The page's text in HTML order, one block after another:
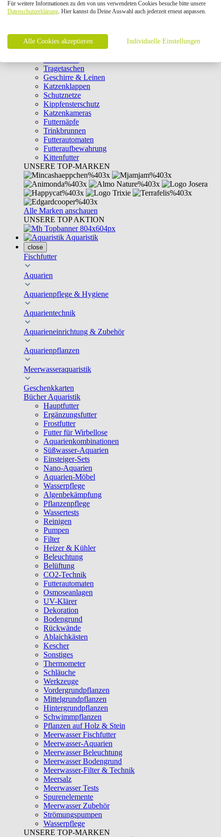
Intelligenzspielzeug
Laserpointer & Elektrospielzeug
Clicker & Target Sticks für Katzen
Weiteres Katzenspielzeug
Transportboxen
Tragetaschen
Geschirre & Leinen
Katzenklappen
Schutznetze
Kippfensterschutz
Katzenkameras
Futternäpfe
Trinkbrunnen
Futterautomaten
Futteraufbewahrung
Kittenfutter
UNSERE TOP-MARKEN
Alle Marken anschauen
UNSERE TOP AKTION
Aquaristik
close
Fischfutter
Aquarien
Aquarienpflege & Hygiene
Aquarientechnik
Aquarieneinrichtung & Zubehör
Aquarienpflanzen
Meerwasseraquaristik
Geschenkkarten
Bücher Aquaristik
Hauptfutter
Ergänzungsfutter
Frostfutter
Futter für Wirbellose
Aquarienkombinationen
Süßwasser-Aquarien
Einsteiger-Sets
Nano-Aquarien
Aquarien-Möbel
Wasserpflege
Algenbekämpfung
Pflanzenpflege
Wassertests
Reinigen
Pumpen
Filter
Heizer & Kühler
Beleuchtung
Belüftung
CO2-Technik
Futterautomaten
Osmoseanlagen
UV-Klärer
Dekoration
Bodengrund
Rückwände
Ablaichkästen
Kescher
Sonstiges
Thermometer
Schläuche
Werkzeuge
Vordergrundpflanzen
Mittelgrundpflanzen
Hintergrundpflanzen
Schwimmpflanzen
Pflanzen auf Holz & Stein
Meerwasser Fischfutter
Meerwasser-Aquarien
Meerwasser Beleuchtung
Meerwasser Bodengrund
Meerwasser-Filter & Technik
Meersalz
Meerwasser Tests
Spurenelemente
Meerwasser Zubehör
Strömungspumpen
Wasserpflege
UNSERE TOP-MARKEN
Für weitere Informationen zu den von uns verwendeten Cookies besuche bitte unsere
Datenschutzerklärung. Hier kannst du Deine Auswahl auch jederzeit erneut anpassen.
Alle Cookies akzeptieren Individuelle Einstellungen